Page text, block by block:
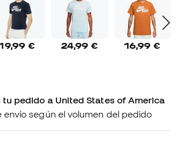
€ 24,99 € 16,99 €
tu pedido a United States of America
envío según el volumen del pedido